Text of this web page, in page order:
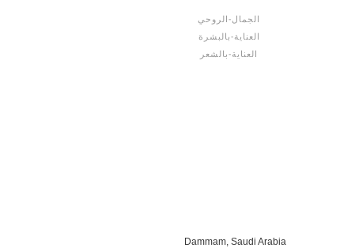
الجمال-الروحي
العناية-بالبشرة
العناية-بالشعر
Dammam, Saudi Arabia